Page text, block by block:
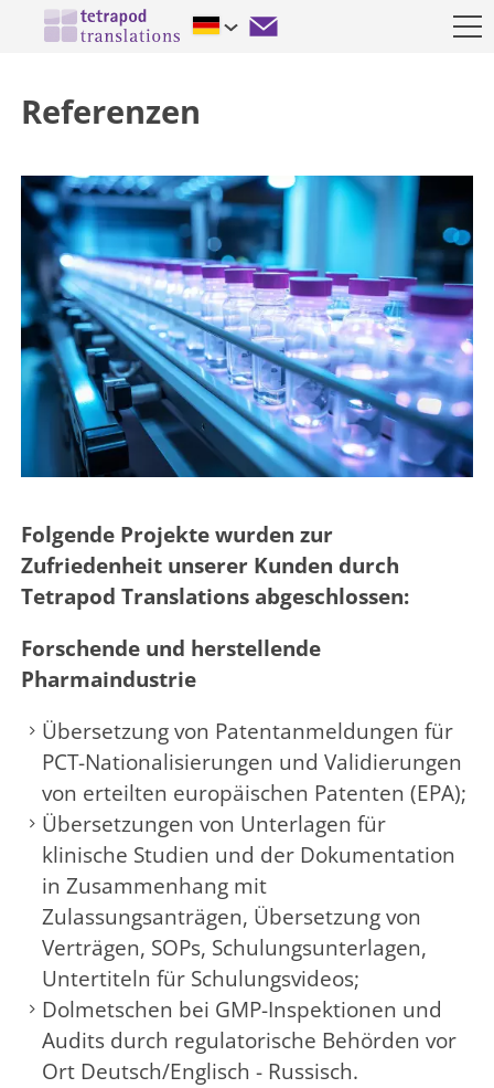
Referenzen
Folgende Projekte wurden zur
Zufriedenheit unserer Kunden durch
Tetrapod Translations abgeschlossen:
Forschende und herstellende
Pharmaindustrie
Übersetzung von Patentanmeldungen für
PCT-Nationalisierungen und Validierungen
von erteilten europäischen Patenten (EPA);
Übersetzungen von Unterlagen für
klinische Studien und der Dokumentation
in Zusammenhang mit
Zulassungsanträgen, Übersetzung von
Verträgen, SOPs, Schulungsunterlagen,
Untertiteln für Schulungsvideos;
Dolmetschen bei GMP-Inspektionen und
Audits durch regulatorische Behörden vor
Ort Deutsch/Englisch - Russisch.